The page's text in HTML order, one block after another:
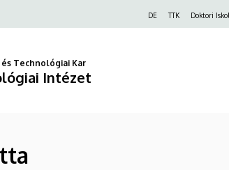
DE TTK Doktori
Technológiai Kar
Intézet